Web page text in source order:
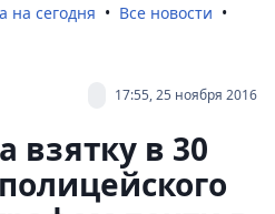
на сегодня
Все новости
17:55, 25 ноября 2016
взятку в 30